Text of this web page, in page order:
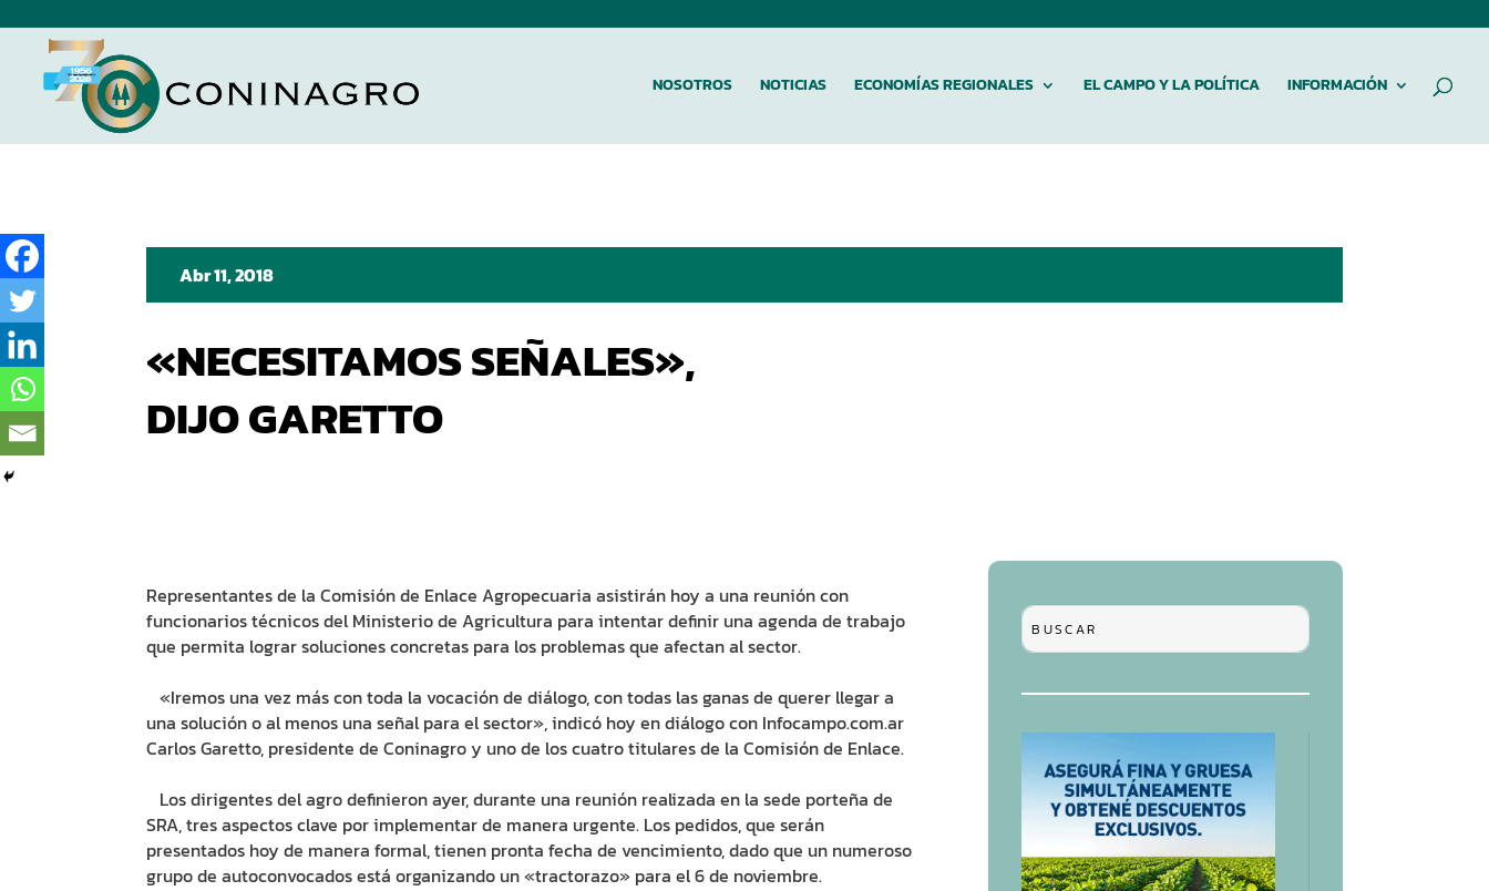
NOSOTROS NOTICIAS ECONOMÍAS REGIONALES EL CAMPO Y LA POLÍTICA INFORMACIÓN
Abr 11, 2018
«NECESITAMOS SEÑALES»,
DIJO GARETTO
Representantes de la Comisión de Enlace Agropecuaria asistirán hoy a una reunión con
funcionarios técnicos del Ministerio de Agricultura para intentar definir una agenda de trabajo
que permita lograr soluciones concretas para los problemas que afectan al sector.
«Iremos una vez más con toda la vocación de diálogo, con todas las ganas de querer llegar a
una solución o al menos una señal para el sector», indicó hoy en diálogo con Infocampo.com.ar
Carlos Garetto, presidente de Coninagro y uno de los cuatro titulares de la Comisión de Enlace.
Los dirigentes del agro definieron ayer, durante una reunión realizada en la sede porteña de
SRA, tres aspectos clave por implementar de manera urgente. Los pedidos, que serán
presentados hoy de manera formal, tienen pronta fecha de vencimiento, dado que un numeroso
grupo de autoconvocados está organizando un «tractorazo» para el 6 de noviembre.